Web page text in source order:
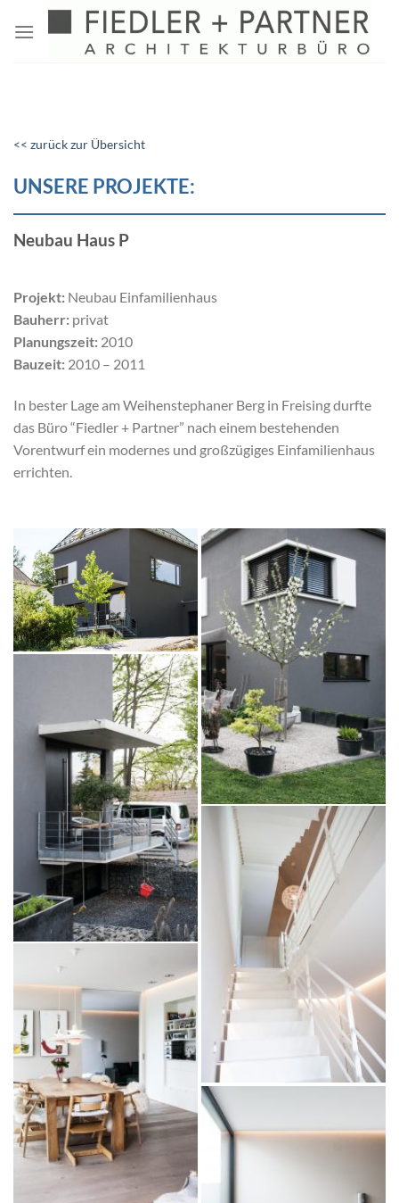
Inhalt
<< zurück zur Übersicht
UNSERE PROJEKTE:
Neubau Haus P
Projekt: Neubau Einfamilienhaus
Bauherr: privat
Planungszeit: 2010
Bauzeit: 2010 – 2011
In bester Lage am Weihenstephaner Berg in Freising durfte
das Büro “Fiedler + Partner” nach einem bestehenden
Vorentwurf ein modernes und großzügiges Einfamilienhaus
errichten.